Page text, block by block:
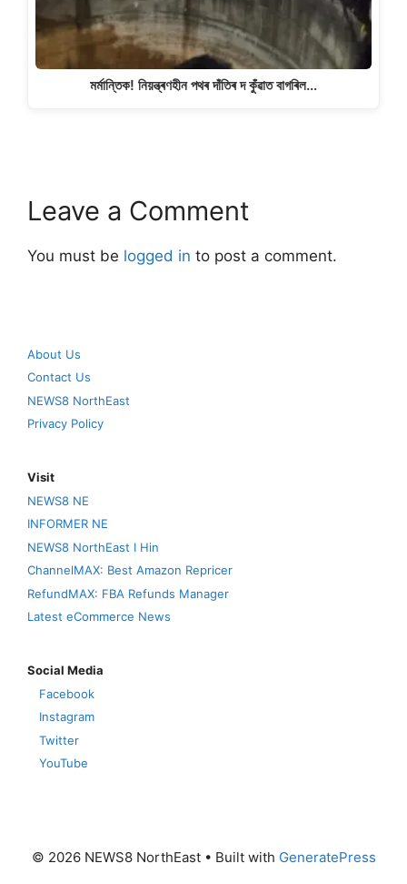
মৰ্মান্তিক! নিয়ন্ত্ৰণহীন পথৰ দাঁতিৰ দ কুঁৱাত বাগৰিল…
Leave a Comment
You must be logged in to post a comment.
About Us
Contact Us
NEWS8 NorthEast
Privacy Policy
Visit
NEWS8 NE
INFORMER NE
NEWS8 NorthEast I Hin
ChannelMAX: Best Amazon Repricer
RefundMAX: FBA Refunds Manager
Latest eCommerce News
Social Media
Facebook
Instagram
Twitter
YouTube
© 2026 NEWS8 NorthEast• Built with GeneratePress